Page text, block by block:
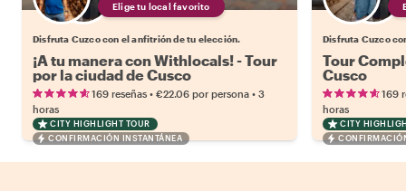
Elige tu local favorito
Disfruta Cuzco con el anfitrión de tu elección.
¡A tu manera con Withlocals! - Tour
por la ciudad de Cusco
169 reseñas • €22.06 por persona • 3
horas
CITY HIGHLIGHT TOUR
CONFIRMACIÓN INSTANTÁNEA
Disfruta Cuzco
Tour
Cusco
169
horas
CITY